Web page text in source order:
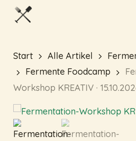
Skip
content
Start Alle Artikel
Fermente Foodcamp
Workshop KREATIV ·
„Fermentation-
KREATIV ·
veröffentlicht.
Felder sind mit